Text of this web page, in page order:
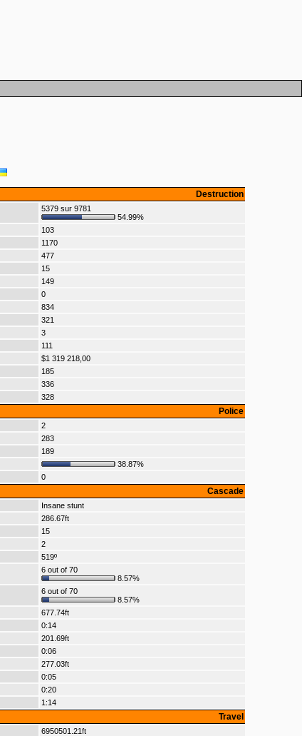
Destruction
5379 sur 9781
54.99%
103
1170
477
15
149
0
834
321
3
111
$1 319 218,00
185
336
328
Police
2
283
189
38.87%
0
Cascade
Insane stunt
286.67ft
15
2
519º
6 out of 70
8.57%
6 out of 70
8.57%
677.74ft
0:14
201.69ft
0:06
277.03ft
0:05
0:20
1:14
Travel
6950501.21ft